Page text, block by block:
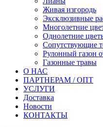
Живая изгородь
Эксклюзивные
Многолетние
Однолетние
Сопутствующие
Рулонный газон
Газонные травы
О НАС
ПАРТНЕРАМ / ОПТ
УСЛУГИ
Доставка
Новости
КОНТАКТЫ